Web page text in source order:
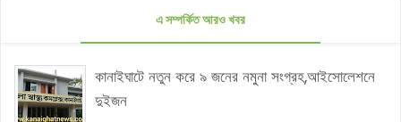
এ সম্পর্কিত আরও খবর
কানাইঘাটে নতুন করে ৯ জনের নমুনা সংগ্রহ,আইসোলেশনে
দুইজন